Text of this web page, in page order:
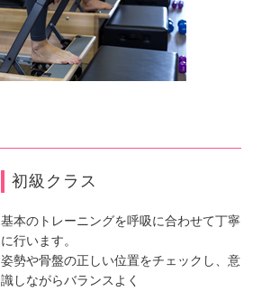
初級クラス
基本のトレーニングを呼吸に合わせて丁寧
に行います。
姿勢や骨盤の正しい位置をチェックし、意
識しながらバランスよく